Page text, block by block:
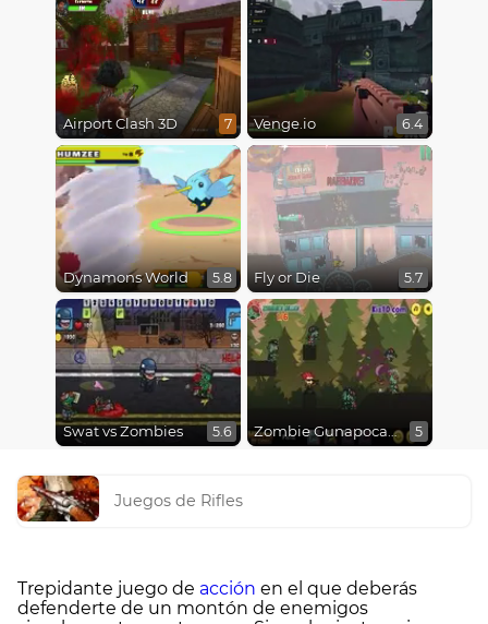
Airport Clash 3D 7 Venge.io 6.4
Dynamons World 5.8 Fly or Die 5.7
Swat vs Zombies 5.6 Zombie Gunapocalypse 5
Juegos de Rifles
Trepidante juego de acción en el que deberás
defenderte de un montón de enemigos